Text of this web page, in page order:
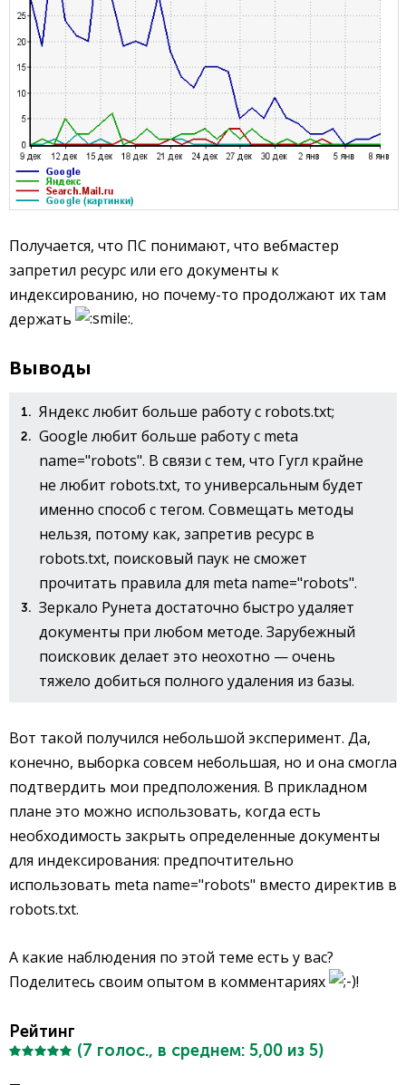
Получается, что ПС понимают, что вебмастер
запретил ресурс или его документы к
индексированию, но почему-то продолжают их там
держать
.
Выводы
Яндекс любит больше работу с robots.txt;
Google любит больше работу с meta
name="robots". В связи с тем, что Гугл крайне
не любит robots.txt, то универсальным будет
именно способ с тегом. Совмещать методы
нельзя, потому как, запретив ресурс в
robots.txt, поисковый паук не сможет
прочитать правила для meta name="robots".
Зеркало Рунета достаточно быстро удаляет
документы при любом методе. Зарубежный
поисковик делает это неохотно — очень
тяжело добиться полного удаления из базы.
Вот такой получился небольшой эксперимент. Да,
конечно, выборка совсем небольшая, но и она смогла
подтвердить мои предположения. В прикладном
плане это можно использовать, когда есть
необходимость закрыть определенные документы
для индексирования: предпочтительно
использовать meta name="robots" вместо директив в
robots.txt.
А какие наблюдения по этой теме есть у вас?
Поделитесь своим опытом в комментариях
!
Рейтинг
(7 голос., в среднем: 5,00 из 5)